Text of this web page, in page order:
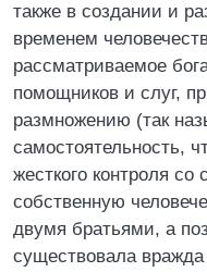
также в создании и
временем
рассматриваемое
помощников и слуг,
размножению (так
самостоятельность,
жесткого контроля со
собственную
двумя братьями, а
существовала